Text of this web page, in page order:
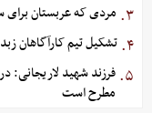
۳. مردی که عربستان برای سرش ۵ میلیون دلار
۴. تشکیل تیم کارآگاهان
۵.
مطرح است